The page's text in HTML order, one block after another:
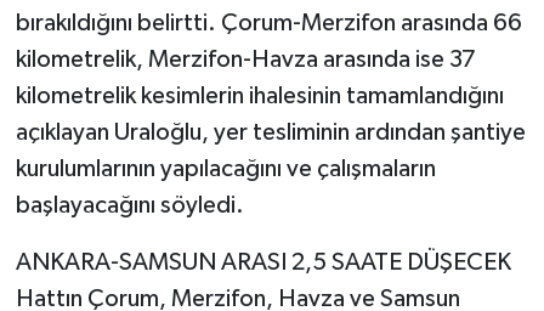
bırakıldığını belirtti. Çorum-Merzifon arasında 66
kilometrelik, Merzifon-Havza arasında ise 37
kilometrelik kesimlerin ihalesinin tamamlandığını
açıklayan Uraloğlu, yer tesliminin ardından şantiye
kurulumlarının yapılacağını ve çalışmaların
başlayacağını söyledi.
ANKARA-SAMSUN ARASI 2,5 SAATE DÜŞECEK
Hattın Çorum, Merzifon, Havza ve Samsun